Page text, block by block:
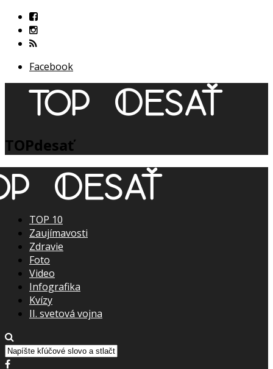
Facebook
TOPdesať
TOP 10
Zaujímavosti
Zdravie
Foto
Video
Infografika
Kvízy
II. svetová vojna